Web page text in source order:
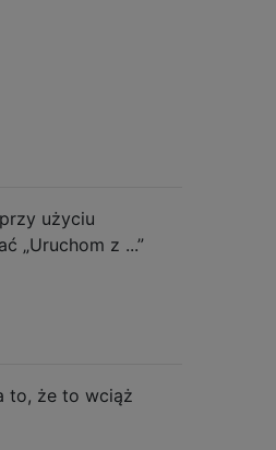
użyciu
„Uruchom z ...”
to, że to wciąż